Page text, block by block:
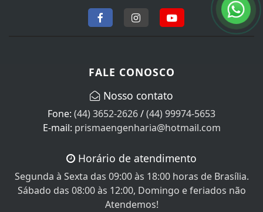
FALE CONOSCO
Nosso contato
Fone: (44) 3652-2626/(44) 99974-5653
E-mail: prismaengenharia@hotmail.com
Horário de atendimento
Segunda à Sexta das 09:00 às 18:00 horas de Brasília.
Sábado das 08:00 às 12:00, Domingo e feriados não
Atendemos!